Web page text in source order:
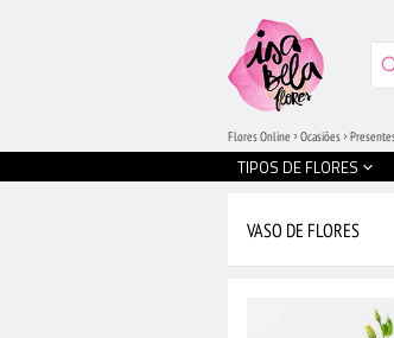
TIPOS DE FLORES
Flores Online Ocasiões
VASO DE FLORES